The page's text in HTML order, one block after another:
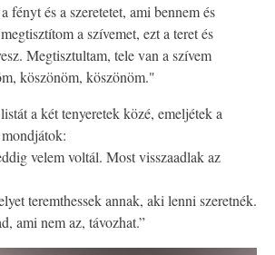
fényt és a szeretetet, ami bennem és
a szívemet, ezt a teret és
Megtisztultam, tele van a szívem
köszönöm, köszönöm."
a két tenyeretek közé, emeljétek a
velem voltál. Most visszaadlak az
teremthessek annak, aki lenni szeretnék.
ami nem az, távozhat.”